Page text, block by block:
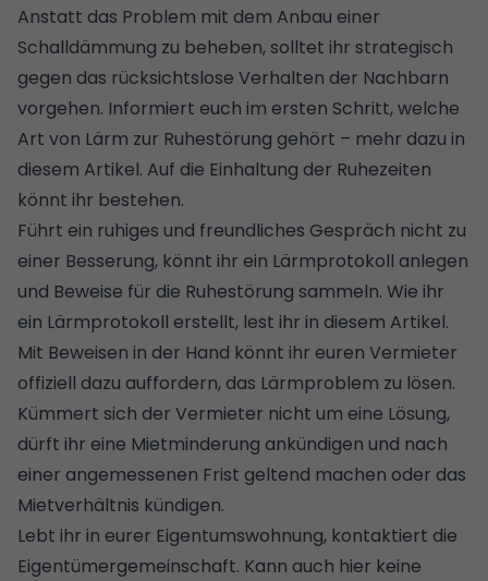
Anstatt das Problem mit dem Anbau einer
Schalldämmung zu beheben, solltet ihr strategisch
gegen das rücksichtslose Verhalten der Nachbarn
vorgehen. Informiert euch im ersten Schritt, welche
Art von Lärm zur Ruhestörung gehört – mehr dazu in
diesem Artikel. Auf die Einhaltung der Ruhezeiten
könnt ihr bestehen.
Führt ein ruhiges und freundliches Gespräch nicht zu
einer Besserung, könnt ihr ein Lärmprotokoll anlegen
und Beweise für die Ruhestörung sammeln. Wie ihr
ein Lärmprotokoll erstellt, lest ihr in diesem Artikel.
Mit Beweisen in der Hand könnt ihr euren Vermieter
offiziell dazu auffordern, das Lärmproblem zu lösen.
Kümmert sich der Vermieter nicht um eine Lösung,
dürft ihr eine Mietminderung ankündigen und nach
einer angemessenen Frist geltend machen oder das
Mietverhältnis kündigen.
Lebt ihr in eurer Eigentumswohnung, kontaktiert die
Eigentümergemeinschaft. Kann auch hier keine